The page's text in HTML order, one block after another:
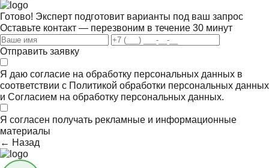
Готово! Эксперт подготовит варианты под ваш запрос
Оставьте контакт — перезвоним в течение 30 минут
Отправить заявку
Я даю согласие на обработку персональных данных в
соответствии с Политикой обработки персональных данных
и Согласием на обработку персональных данных.
Я согласен получать рекламные и информационные
материалы
← Назад